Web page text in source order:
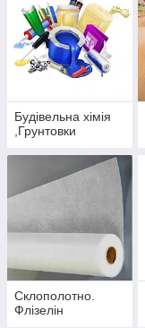
Будівельна хімія
,Грунтовки
Склополотно.
Флізелін